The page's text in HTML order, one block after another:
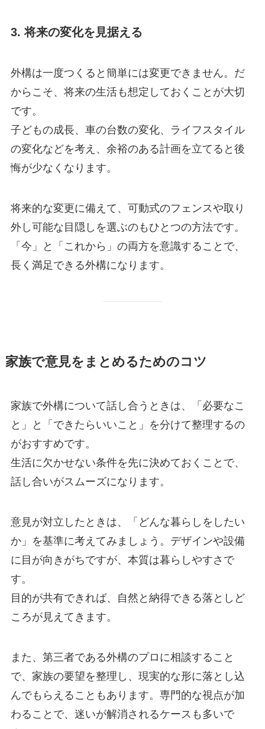
3. 将来の変化を見据える
外構は一度つくると簡単には変更できません。だ
からこそ、将来の生活も想定しておくことが大切
です。
子どもの成長、車の台数の変化、ライフスタイル
の変化などを考え、余裕のある計画を立てると後
悔が少なくなります。
将来的な変更に備えて、可動式のフェンスや取り
外し可能な目隠しを選ぶのもひとつの方法です。
「今」と「これから」の両方を意識することで、
長く満足できる外構になります。
家族で意見をまとめるためのコツ
家族で外構について話し合うときは、「必要なこ
と」と「できたらいいこと」を分けて整理するの
がおすすめです。
生活に欠かせない条件を先に決めておくことで、
話し合いがスムーズになります。
意見が対立したときは、「どんな暮らしをしたい
か」を基準に考えてみましょう。デザインや設備
に目が向きがちですが、本質は暮らしやすさで
す。
目的が共有できれば、自然と納得できる落としど
ころが見えてきます。
また、第三者である外構のプロに相談すること
で、家族の要望を整理し、現実的な形に落とし込
んでもらえることもあります。専門的な視点が加
わることで、迷いが解消されるケースも多いで